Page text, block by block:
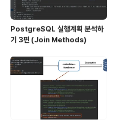
PostgreSQL 실행계획 분석하
기 3편 (Join Methods)